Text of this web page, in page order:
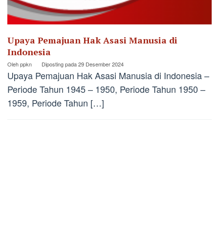
Upaya Pemajuan Hak Asasi Manusia di
Indonesia
Olehppkn Diposting pada29 Desember 2024
Upaya Pemajuan Hak Asasi Manusia di Indonesia –
Periode Tahun 1945 – 1950, Periode Tahun 1950 –
1959, Periode Tahun […]